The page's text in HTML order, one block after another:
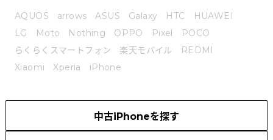
AQUOS arrows ASUS Galaxy HTC
HUAWEI
LG
Moto Nothing OPPO Pixel
POCO
らくらくスマートフォン
楽天モバイル
REDMI
Xiaomi
Xperia iPhone
中古iPhoneを探す